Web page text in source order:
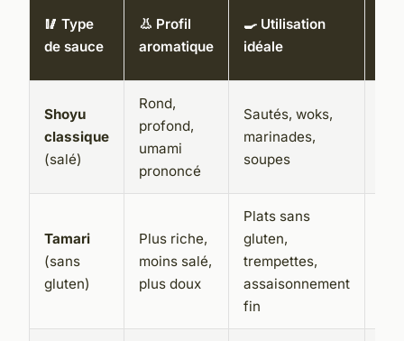
🥢 Type
de sauce
👃 Profil
aromatique
🍳 Utilisation
idéale
Shoyu
classique
(salé)
Rond,
profond,
umami
prononcé
Sautés, woks,
marinades,
soupes
Tamari
(sans
gluten)
Plus riche,
moins salé,
plus doux
Plats sans
gluten,
trempettes,
assaisonnement
fin